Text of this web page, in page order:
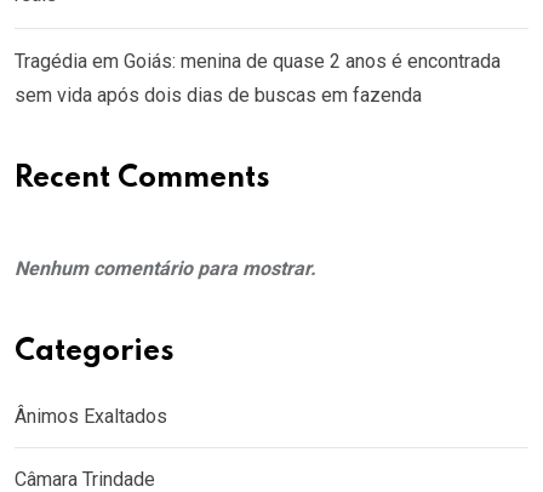
Tragédia em Goiás: menina de quase 2 anos é encontrada
sem vida após dois dias de buscas em fazenda
Recent Comments
Nenhum comentário para mostrar.
Categories
Ânimos Exaltados
Câmara Trindade